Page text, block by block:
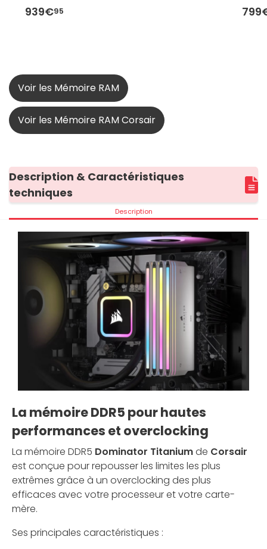
939€95
Voir les Mémoire RAM
Voir les Mémoire RAM Corsair
Description & Caractéristiques
techniques
Description
La mémoire DDR5 pour hautes
performances et overclocking
La mémoire DDR5 Dominator Titaniumde Corsair
est conçue pour repousser les limites les plus
extrêmes grâce à un overclocking des plus
efficaces avec votre processeur et votre carte-
mère.
Ses principales caractéristiques :